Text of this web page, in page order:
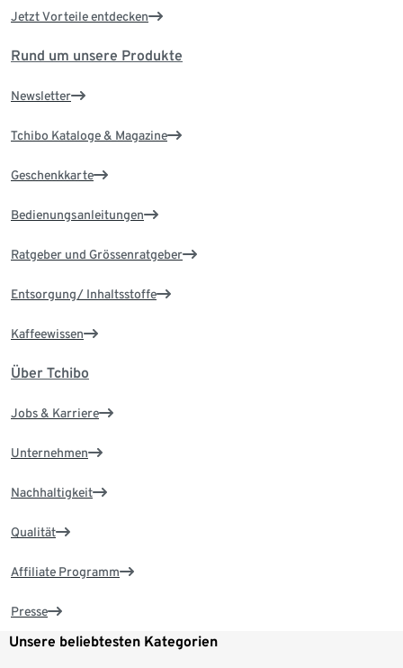
Jetzt Vorteile entdecken
Rund um unsere Produkte
Newsletter
Tchibo Kataloge & Magazine
Geschenkkarte
Bedienungsanleitungen
Ratgeber und Grössenratgeber
Entsorgung/ Inhaltsstoffe
Kaffeewissen
Über Tchibo
Jobs & Karriere
Unternehmen
Nachhaltigkeit
Qualität
Affiliate Programm
Presse
Unsere beliebtesten Kategorien